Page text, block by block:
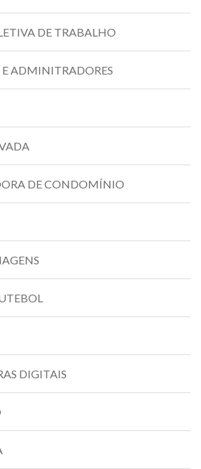
DE TRABALHO
E ADMINITRADORES
DE CONDOMÍNIO
DIGITAIS